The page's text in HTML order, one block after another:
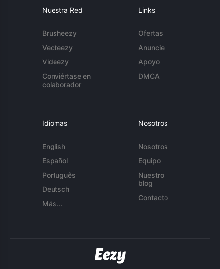
Nuestra Red
Brusheezy
Vecteezy
Videezy
Conviértase en
colaborador
Links
Ofertas
Anuncie
Apoyo
DMCA
Idiomas
English
Español
Português
Deutsch
Más...
Nosotros
Nosotros
Equipo
Nuestro
blog
Contacto